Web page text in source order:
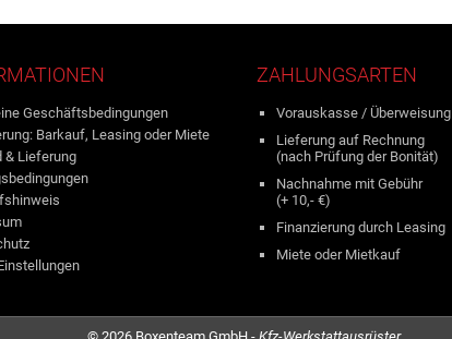
Geschäftsbedingungen
Barkauf, Leasing oder Miete
& Lieferung
ZAHLUNGSARTEN
Vorauskasse / Überweisung
Lieferung auf Rechnung
(nach Prüfung der Bonität)
Nachnahme mit Gebühr
(+ 10,- €)
Finanzierung durch Leasing
Miete oder Mietkauf